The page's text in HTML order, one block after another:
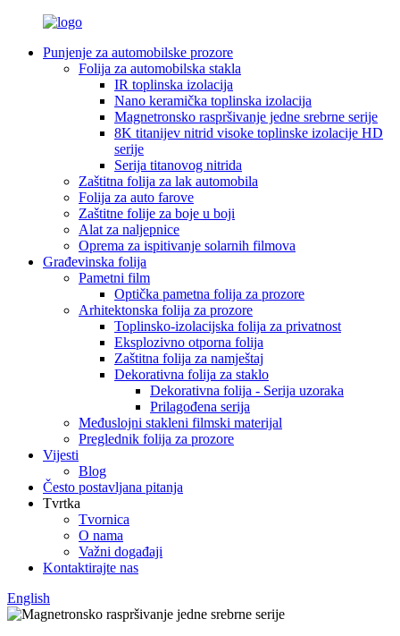
Punjenje za automobilske prozore
Folija za automobilska stakla
IR toplinska izolacija
Nano keramička toplinska izolacija
Magnetronsko raspršivanje jedne srebrne serije
8K titanijev nitrid visoke toplinske izolacije HD
serije
Serija titanovog nitrida
Zaštitna folija za lak automobila
Folija za auto farove
Zaštitne folije za boje u boji
Alat za naljepnice
Oprema za ispitivanje solarnih filmova
Građevinska folija
Pametni film
Optička pametna folija za prozore
Arhitektonska folija za prozore
Toplinsko-izolacijska folija za privatnost
Eksplozivno otporna folija
Zaštitna folija za namještaj
Dekorativna folija za staklo
Dekorativna folija - Serija uzoraka
Prilagođena serija
Međuslojni stakleni filmski materijal
Preglednik folija za prozore
Vijesti
Blog
Često postavljana pitanja
Tvrtka
Tvornica
O nama
Važni događaji
Kontaktirajte nas
English